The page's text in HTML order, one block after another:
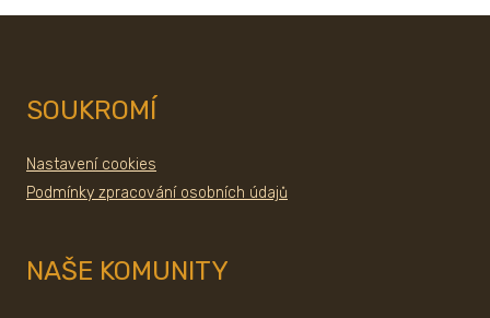
SOUKROMÍ
Nastavení cookies
Podmínky zpracování osobních údajů
NAŠE KOMUNITY